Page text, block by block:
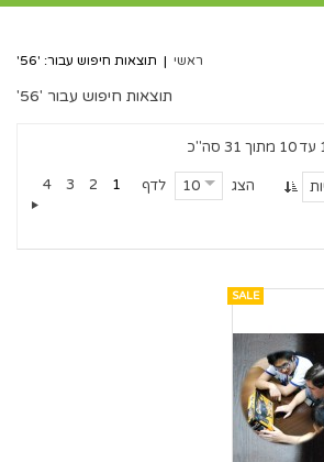
ראשי | תוצאות חיפוש עבור: '56'
תוצאות חיפוש עבור '56'
1
2
3
4 הצג 10 לדף
SALE